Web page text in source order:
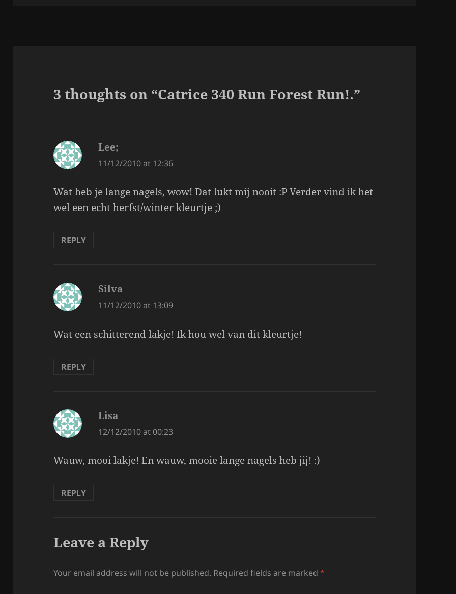
3 thoughts on “Catrice 340 Run Forest Run!.”
Lee;
11/12/2010 at 12:36
Wat heb je lange nagels, wow! Dat lukt mij nooit :P Verder vind ik het
wel een echt herfst/winter kleurtje ;)
REPLY
Silva
11/12/2010 at 13:09
Wat een schitterend lakje! Ik hou wel van dit kleurtje!
REPLY
Lisa
12/12/2010 at 00:23
Wauw, mooi lakje! En wauw, mooie lange nagels heb jij! :)
REPLY
Leave a Reply
Your email address will not be published. Required fields are marked*